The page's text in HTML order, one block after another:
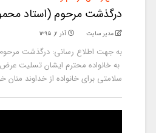
درگذشت مرحوم (استاد
مدیر سایت آذر ۲, ۱۳۹۵
به جهت اطلاع رسانی: درگذشت مرحوم
به خانواده محترم ایشان تسلیت
سلامتی برای خانواده از خداوند منان